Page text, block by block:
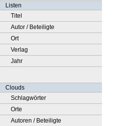
Listen
Titel
Autor / Beteiligte
Ort
Verlag
Jahr
Clouds
Schlagwörter
Orte
Autoren / Beteiligte